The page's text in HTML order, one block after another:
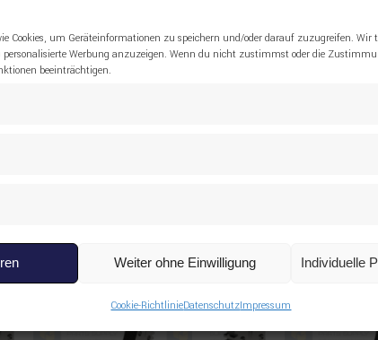
Cookies, um Geräteinformationen zu speichern und/oder darauf zuzugreifen. Wir
Werbung anzuzeigen. Wenn du nicht zustimmst oder die
beeinträchtigen.
Weiter ohne Einwilligung Individuelle
Cookie-RichtlinieDatenschutzImpressum